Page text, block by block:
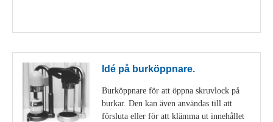
Idé på burköppnare.
Burköppnare för att öppna skruvlock på
burkar. Den kan även användas till att
försluta eller för att klämma ut innehållet